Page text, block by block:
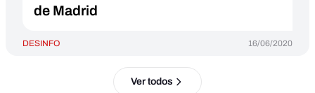
de Madrid
DESINFO 16/06/2020
Ver todos